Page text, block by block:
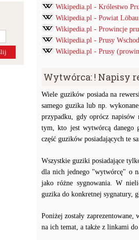
Wikipedia.pl - Królestwo
Wikipedia.pl - Powiat
Wikipedia.pl - Prowincje
Wikipedia.pl - Prusy
Wikipedia.pl - Prusy
Wytwórca: ! Napisy
Wiele guzików posiada na
samego guzika lub np.
przypadku, gdy oprócz napisów
tym, kto jest wytwórcą danego
część guzików posiadających te
Wszystkie guziki posiadające
dla nich jednego "wytwórcę" o
jako różne sygnowania. W
guzika do konkretnej sygnatury,
Poniżej zostały
na ich temat, a także z linkami